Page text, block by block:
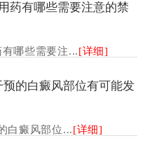
药有哪些需要注意的禁
哪些需要注...[详细]
的白癜风部位有可能发
白癜风部位...[详细]